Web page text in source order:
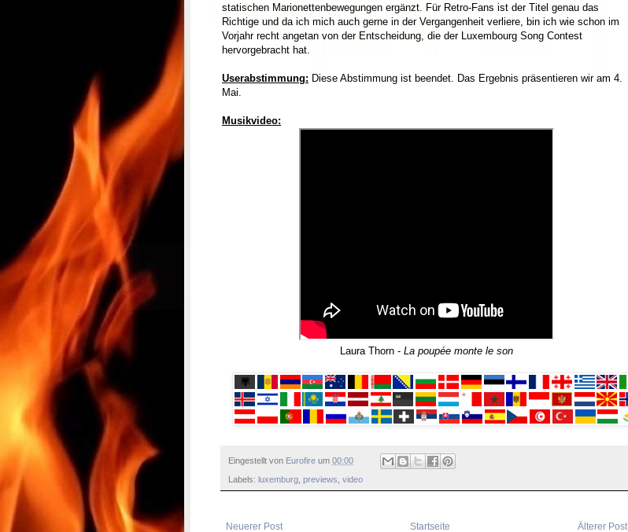
statischen Marionettenbewegungen ergänzt. Für Retro-Fans ist der Titel genau das
Richtige und da ich mich auch gerne in der Vergangenheit verliere, bin ich wie schon im
Vorjahr recht angetan von der Entscheidung, die der Luxembourg Song Contest
hervorgebracht hat.
Userabstimmung: Diese Abstimmung ist beendet. Das Ergebnis präsentieren wir am 4.
Mai.
Musikvideo:
Laura Thorn - La poupée monte le son
Eingestellt von Eurofire um 00:00
Labels: luxemburg previews video
Neuerer Post Älterer Post
Startseite